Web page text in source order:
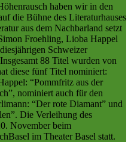
haben wir in den
die Bühne des Literaturhauses
aus dem Nachbarland setzt
Froehling, Lioba Happel
Schweizer
88 Titel wurden von
diese fünf Titel nominiert:
“Pommfritz aus der
nominiert auch für den
“Der rote Diamant” und
Die Verleihung des
November beim
im Theater Basel statt.